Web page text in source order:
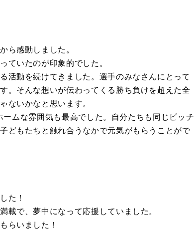
ら感動しました。
ていたのが印象的でした。
活動を続けてきました。選手のみなさんにとって
。そんな想いが伝わってくる勝ち負けを超えた全
ないかなと思います。
ムな雰囲気も最高でした。自分たちも同じピッチ
どもたちと触れ合うなかで元気がもらうことがで
た！
載で、夢中になって応援していました。
らいました！